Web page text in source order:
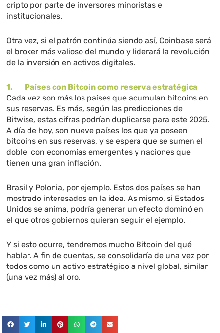
cripto por parte de inversores minoristas e
institucionales.
Otra vez, si el patrón continúa siendo así, Coinbase será
el broker más valioso del mundo y liderará la revolución
de la inversión en activos digitales.
1. Países con Bitcoin como reserva estratégica
Cada vez son más los países que acumulan bitcoins en
sus reservas. Es más, según las predicciones de
Bitwise, estas cifras podrían duplicarse para este 2025.
A día de hoy, son nueve países los que ya poseen
bitcoins en sus reservas, y se espera que se sumen el
doble, con economías emergentes y naciones que
tienen una gran inflación.
Brasil y Polonia, por ejemplo. Estos dos países se han
mostrado interesados en la idea. Asimismo, si Estados
Unidos se anima, podría generar un efecto dominó en
el que otros gobiernos quieran seguir el ejemplo.
Y si esto ocurre, tendremos mucho Bitcoin del qué
hablar. A fin de cuentas, se consolidaría de una vez por
todos como un activo estratégico a nivel global, similar
(una vez más) al oro.